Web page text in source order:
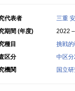
代表者
三重
期間 (年度)
2022
種目
挑戦
区分
中区
機関
国立